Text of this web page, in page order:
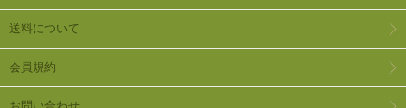
送料について
会員規約